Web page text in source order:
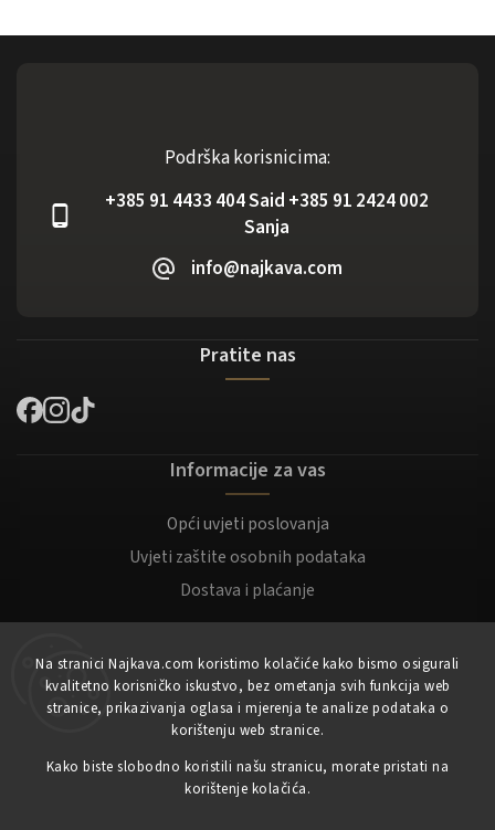
Na stranici Najkava.com koristimo kolačiće kako bismo osigurali
kvalitetno korisničko iskustvo, bez ometanja svih funkcija web
stranice, prikazivanja oglasa i mjerenja te analize podataka o
korištenju web stranice.
Kako biste slobodno koristili našu stranicu, morate pristati na
korištenje kolačića.
Podrška korisnicima:
+385 91 4433 404 Said +385 91 2424 002
Sanja
info@najkava.com
Pratite nas
Informacije za vas
Opći uvjeti poslovanja
Uvjeti zaštite osobnih podataka
Dostava i plaćanje
Moj račun
Registracija
Prijaviti se